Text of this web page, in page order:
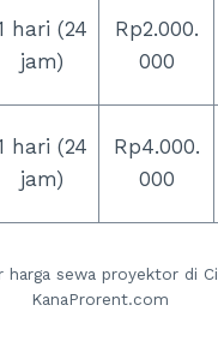
hari (24
jam)
Rp2.000.
000
hari (24
jam)
Rp4.000.
000
harga sewa proyektor di
KanaProrent.com